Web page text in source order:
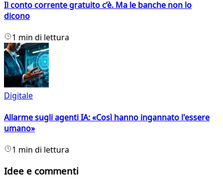
Il conto corrente gratuito c’è. Ma le banche non lo
dicono
1 min di lettura
Digitale
Allarme sugli agenti IA: «Così hanno ingannato l'essere
umano»
1 min di lettura
Idee e commenti